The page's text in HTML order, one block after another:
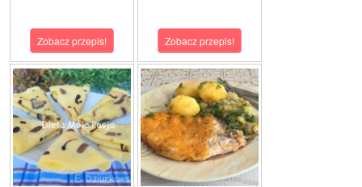
Zobacz przepis! Zobacz przepis!